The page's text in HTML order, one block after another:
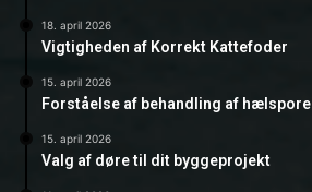
18. april 2026
Vigtigheden af Korrekt Kattefoder
15. april 2026
Forståelse af behandling af hælspore
15. april 2026
Valg af døre til dit byggeprojekt